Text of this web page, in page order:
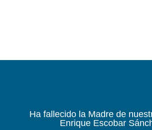
Ha fallecido la Madre de
Enrique Escobar